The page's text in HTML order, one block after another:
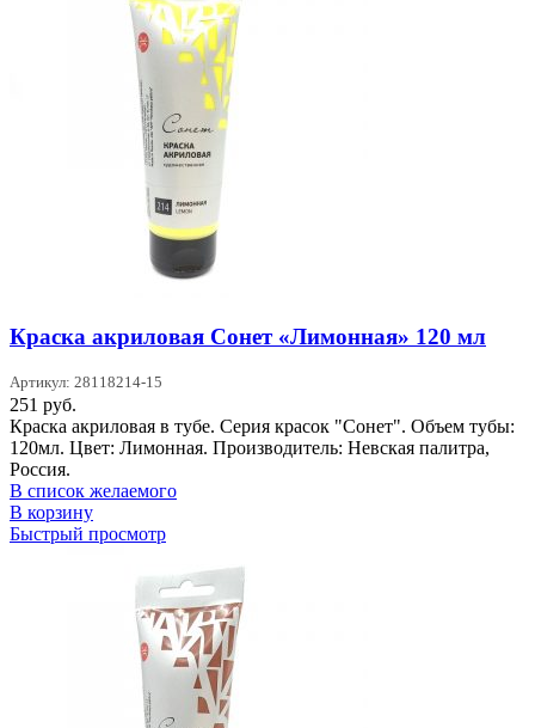
Краска акриловая Сонет «Лимонная» 120 мл
Артикул: 28118214-15
251 руб.
Краска акриловая в тубе. Серия красок "Сонет". Объем тубы:
120мл. Цвет: Лимонная. Производитель: Невская палитра,
Россия.
В список желаемого
В корзину
Быстрый просмотр